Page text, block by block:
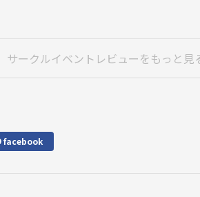
サークルイベントレビューをもっと見
facebook